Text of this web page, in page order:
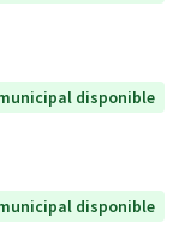
disponible
disponible